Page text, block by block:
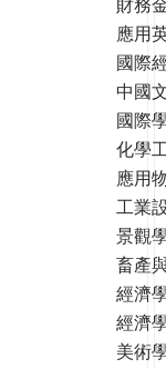
應用
國際
中國
國際
化學
應用
工業
景觀
畜產
經濟
經濟
美術